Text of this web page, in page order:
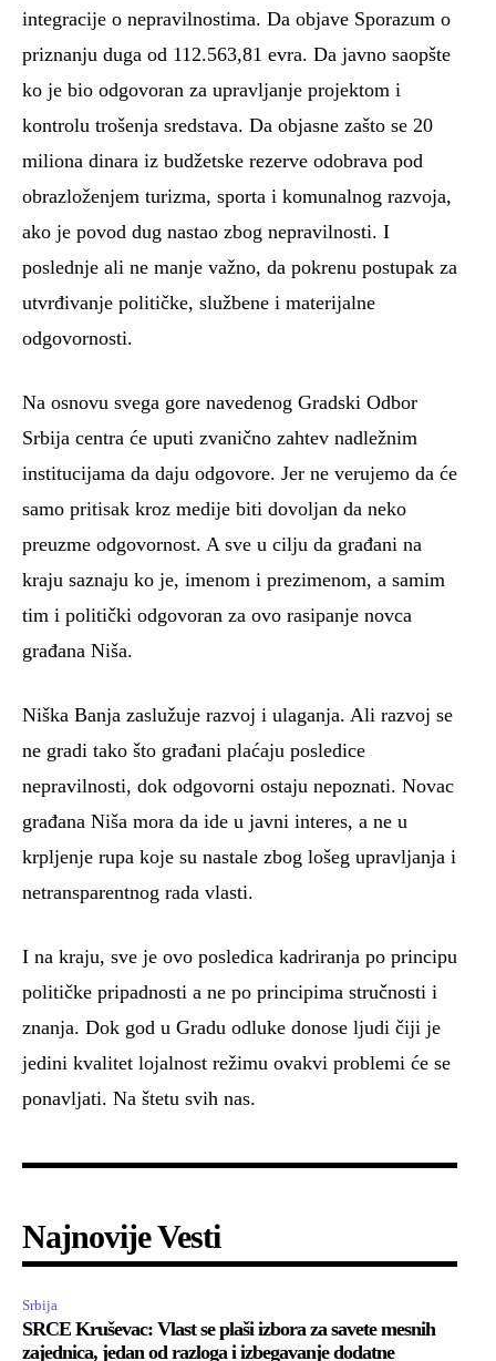
integracije o nepravilnostima. Da objave Sporazum o
priznanju duga od 112.563,81 evra. Da javno saopšte
ko je bio odgovoran za upravljanje projektom i
kontrolu trošenja sredstava. Da objasne zašto se 20
miliona dinara iz budžetske rezerve odobrava pod
obrazloženjem turizma, sporta i komunalnog razvoja,
ako je povod dug nastao zbog nepravilnosti. I
poslednje ali ne manje važno, da pokrenu postupak za
utvrđivanje političke, službene i materijalne
odgovornosti.
Na osnovu svega gore navedenog Gradski Odbor
Srbija centra će uputi zvanično zahtev nadležnim
institucijama da daju odgovore. Jer ne verujemo da će
samo pritisak kroz medije biti dovoljan da neko
preuzme odgovornost. A sve u cilju da građani na
kraju saznaju ko je, imenom i prezimenom, a samim
tim i politički odgovoran za ovo rasipanje novca
građana Niša.
Niška Banja zaslužuje razvoj i ulaganja. Ali razvoj se
ne gradi tako što građani plaćaju posledice
nepravilnosti, dok odgovorni ostaju nepoznati. Novac
građana Niša mora da ide u javni interes, a ne u
krpljenje rupa koje su nastale zbog lošeg upravljanja i
netransparentnog rada vlasti.
I na kraju, sve je ovo posledica kadriranja po principu
političke pripadnosti a ne po principima stručnosti i
znanja. Dok god u Gradu odluke donose ljudi čiji je
jedini kvalitet lojalnost režimu ovakvi problemi će se
ponavljati. Na štetu svih nas.
Najnovije Vesti
Srbija
SRCE Kruševac: Vlast se plaši izbora za savete mesnih
zajednica, jedan od razloga i izbegavanje dodatne